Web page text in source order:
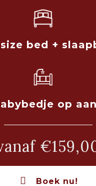
bed +
op
Boek nu!